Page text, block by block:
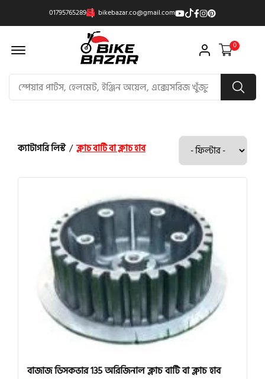
01795765289 bikebazar.co@gmail.com
Offcanvas Menu Open 0
ক্যাটাগরি লিস্ট/ক্লাচ বাটি বা ক্লাচ হাব
বাজাজ ডিসকভার 135 অরিজিনাল ক্লাচ বাটি বা ক্লাচ হাব